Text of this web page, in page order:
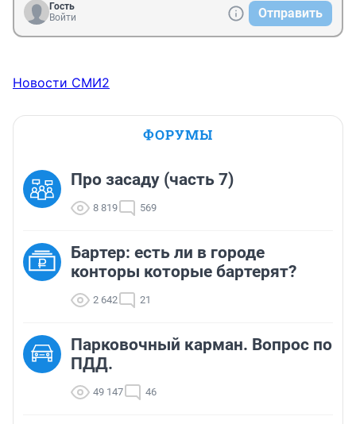
Гость
Войти
Отправить
Новости СМИ2
ФОРУМЫ
Про засаду (часть 7)
8 819 569
Бартер: есть ли в городе
конторы которые бартерят?
2 642 21
Парковочный карман. Вопрос по
ПДД.
49 147 46